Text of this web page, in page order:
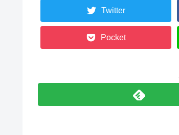
Twitter
Pocket